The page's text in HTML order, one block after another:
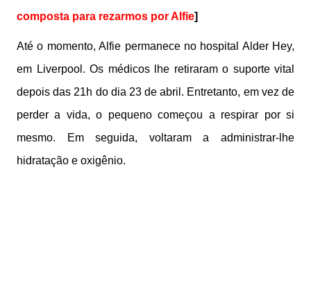
composta para rezarmos por Alfie]
Até o momento, Alfie permanece no hospital Alder Hey,
em Liverpool. Os médicos lhe retiraram o suporte vital
depois das 21h do dia 23 de abril. Entretanto, em vez de
perder a vida, o pequeno começou a respirar por si
mesmo. Em seguida, voltaram a administrar-lhe
hidratação e oxigênio.